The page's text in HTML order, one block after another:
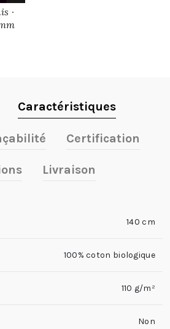
·
Caractéristiques
Certification
Livraison
140 cm
100% coton biologique
110 g/m²
Non